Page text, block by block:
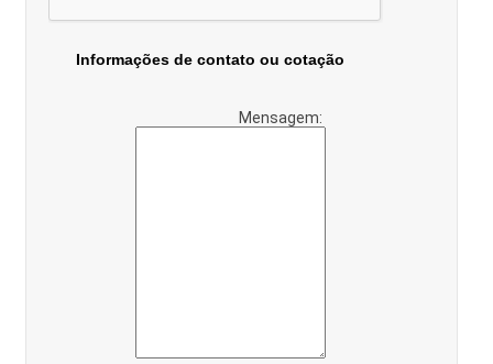
Informações de contato ou cotação
Mensagem: